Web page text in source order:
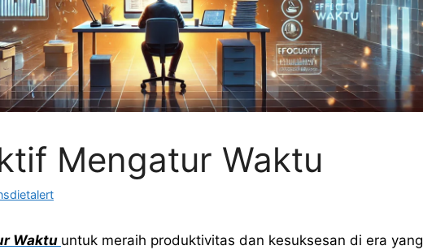
Mengatur Waktu
Waktu untuk meraih produktivitas dan kesuksesan di era yang